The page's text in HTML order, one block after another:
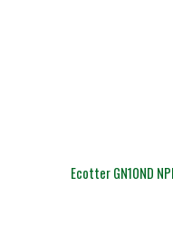
Ecotter GN10ND